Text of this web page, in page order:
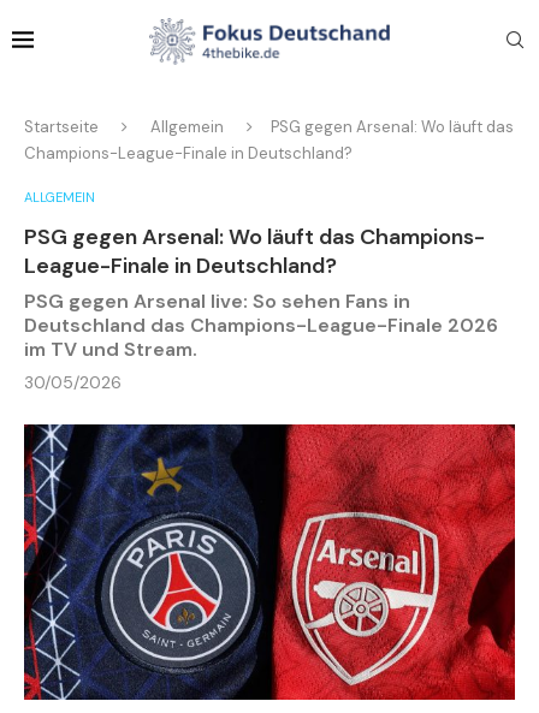
Startseite Allgemein
PSG gegen Arsenal: Wo läuft das
Champions-League-Finale in Deutschland?
ALLGEMEIN
PSG gegen Arsenal: Wo läuft das Champions-
League-Finale in Deutschland?
PSG gegen Arsenal live: So sehen Fans in
Deutschland das Champions-League-Finale 2026
im TV und Stream.
30/05/2026